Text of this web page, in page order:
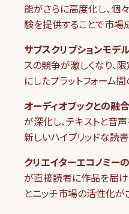
能がさらに高度化し、個
験を提供することで市場
サブスクリプションモデ
スの競争が激しくなり、
にしたプラットフォーム
オーディオブックとの融
が深化し、テキストと音
新しいハイブリッドな読
クリエイターエコノミー
が直接読者に作品を届け
とニッチ市場の活性化が